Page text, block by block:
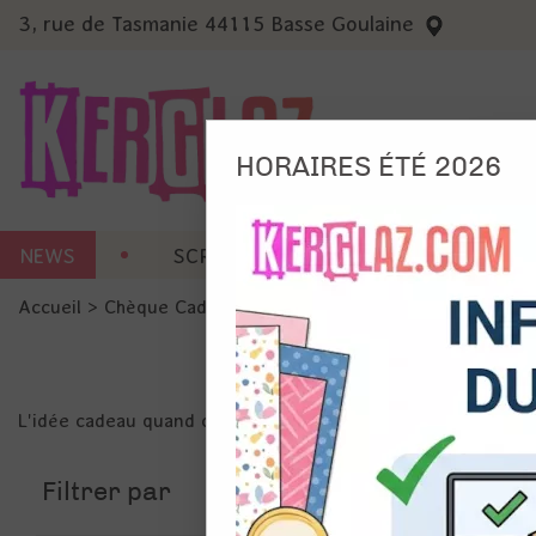
3, rue de Tasmanie 44115 Basse Goulaine
NEWS SCRAP CARTERIE MACHINES
Accueil > Chèque Cadeau
L'idée cadeau quand on n'a pas trop d'idée...
Filtrer par
Ils
et du
précises
Si vous
de la
HORAIRES ÉTÉ 2026